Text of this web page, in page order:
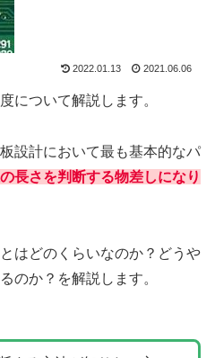
2022.01.13 2021.06.06
について解説します。
設計において最も基本的なパ
長さを判断する物差しになり
はどのくらいなのか？どうや
のか？を解説します。